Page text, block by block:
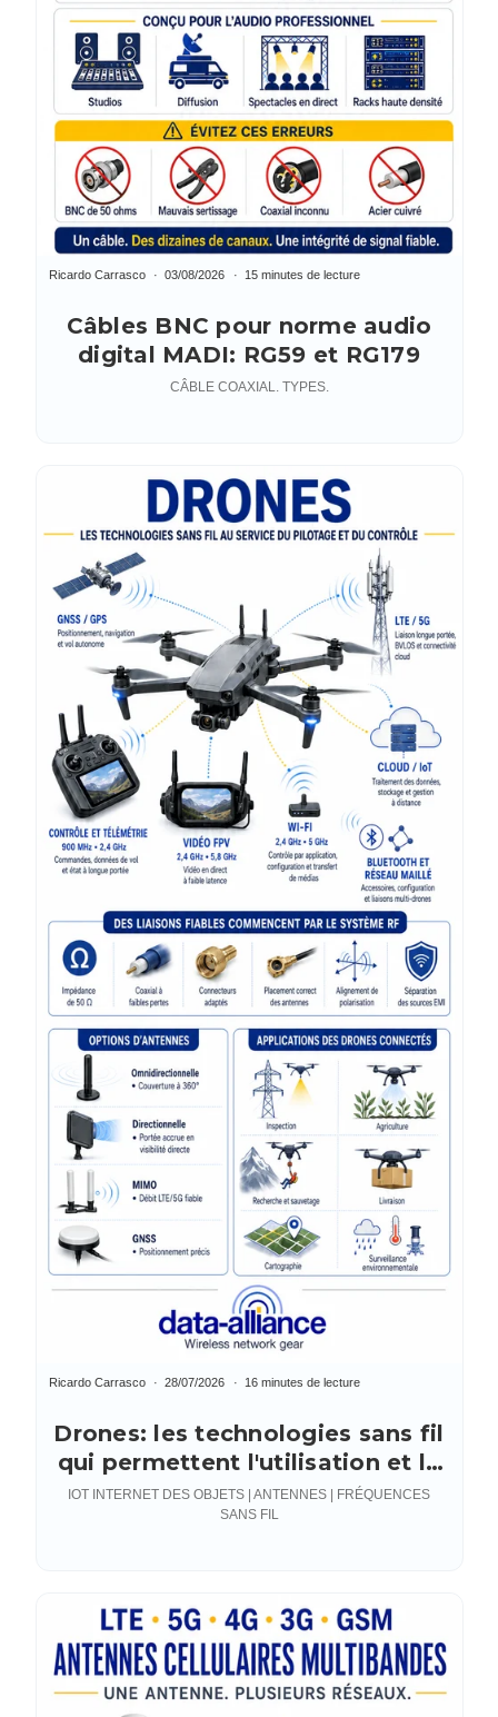
Câbles BNC pour norme audio
digital MADI: RG59 et RG179
Ricardo Carrasco 03/08/2026 15 minutes de lecture
CÂBLE COAXIAL. TYPES.
Drones: les technologies sans fil
qui permettent l'utilisation et le
contrôle
Ricardo Carrasco 28/07/2026 16 minutes de lecture
IOT INTERNET DES OBJETS | ANTENNES | FRÉQUENCES
SANS FIL